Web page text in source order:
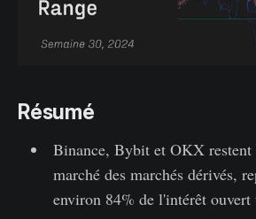
Résumé
Binance, Bybit et OKX restent
marché des marchés dérivés,
environ 84% de l'intérêt ouvert